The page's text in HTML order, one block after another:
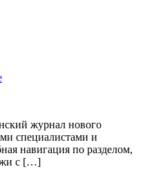
журнал нового
специалистами и
навигация по разделом,
с […]